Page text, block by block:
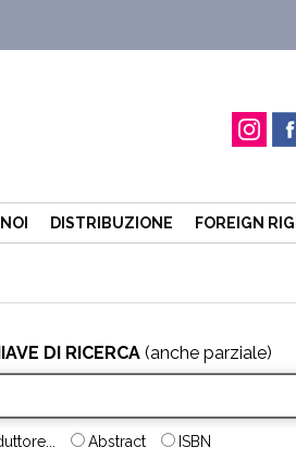
DISTRIBUZIONE FOREIGN
DI RICERCA(anche parziale)
Abstract ISBN